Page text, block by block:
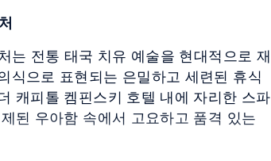
는 전통 태국 치유 예술을 현대적으로 재
식으로 표현되는 은밀하고 세련된 휴식
캐피톨 켐핀스키 호텔 내에 자리한 스파
된 우아함 속에서 고요하고 품격 있는